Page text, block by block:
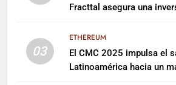
Fracttal asegura una
03
ETHEREUM
El CMC 2025 impulsa el
Latinoamérica hacia un